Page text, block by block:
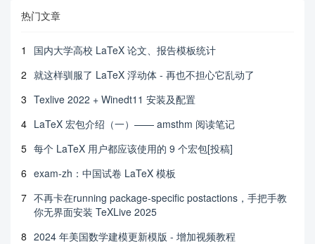
热门文章
1
国内大学高校 LaTeX 论文、报告模板统计
2 就这样驯服了 LaTeX 浮动体 - 再也不担心它乱动了
3 Texlive 2022 + Winedt11 安装及配置
4 LaTeX 宏包介绍（一）—— amsthm 阅读笔记
5 每个 LaTeX 用户都应该使用的 9 个宏包[投稿]
6 exam-zh：中国试卷 LaTeX 模板
7 不再卡在running package-specific postactions，手把手教
你无界面安装 TeXLive 2025
8 2024 年美国数学建模更新模版 - 增加视频教程